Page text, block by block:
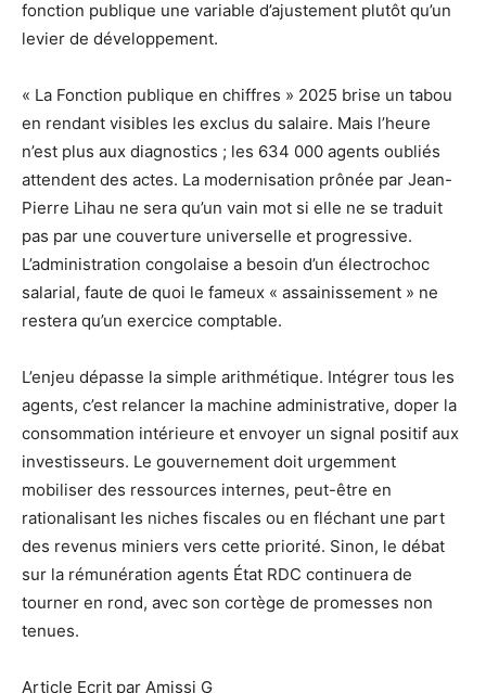
fonction publique une variable d’ajustement plutôt qu’un
levier de développement.
« La Fonction publique en chiffres » 2025 brise un tabou
en rendant visibles les exclus du salaire. Mais l’heure
n’est plus aux diagnostics ; les 634 000 agents oubliés
attendent des actes. La modernisation prônée par Jean-
Pierre Lihau ne sera qu’un vain mot si elle ne se traduit
pas par une couverture universelle et progressive.
L’administration congolaise a besoin d’un électrochoc
salarial, faute de quoi le fameux « assainissement » ne
restera qu’un exercice comptable.
L’enjeu dépasse la simple arithmétique. Intégrer tous les
agents, c’est relancer la machine administrative, doper la
consommation intérieure et envoyer un signal positif aux
investisseurs. Le gouvernement doit urgemment
mobiliser des ressources internes, peut-être en
rationalisant les niches fiscales ou en fléchant une part
des revenus miniers vers cette priorité. Sinon, le débat
sur la rémunération agents État RDC continuera de
tourner en rond, avec son cortège de promesses non
tenues.
Article Ecrit par Amissi G